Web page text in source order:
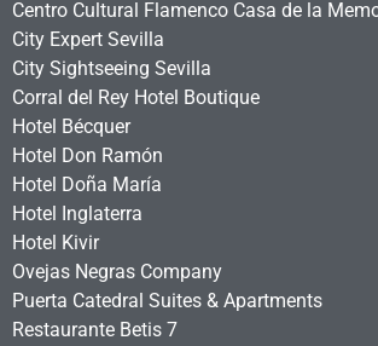
Centro Cultural Flamenco Casa de la
City Expert Sevilla
City Sightseeing Sevilla
Corral del Rey Hotel Boutique
Hotel Bécquer
Hotel Don Ramón
Hotel Doña María
Hotel Inglaterra
Hotel Kivir
Ovejas Negras Company
Puerta Catedral Suites & Apartments
Restaurante Betis 7